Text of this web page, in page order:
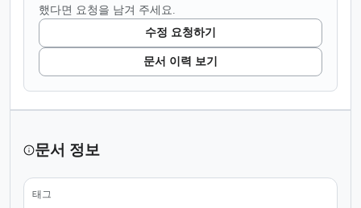
했다면 요청을 남겨 주세요.
수정 요청하기
문서 이력 보기
문서 정보
태그